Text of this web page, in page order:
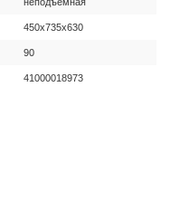
450х735х630
90
41000018973